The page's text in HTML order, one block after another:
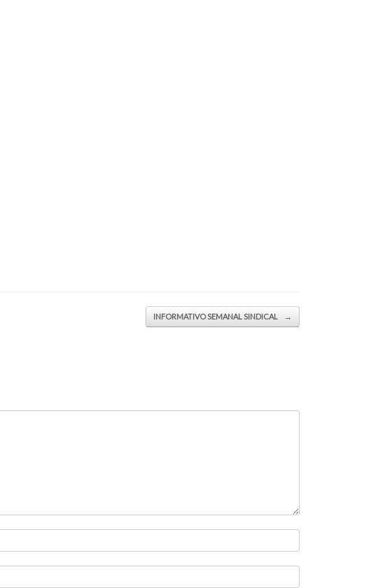
INFORMATIVO SEMANAL SINDICAL →